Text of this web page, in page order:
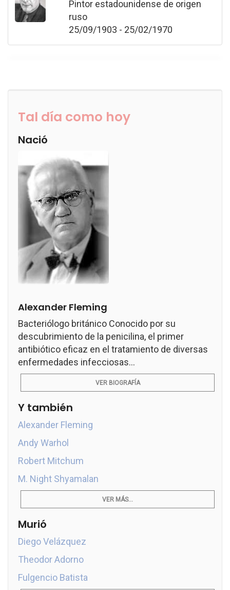
Pintor estadounidense de origen
ruso
25/09/1903 - 25/02/1970
Tal día como hoy
Nació
Alexander Fleming
Bacteriólogo británico Conocido por su
descubrimiento de la penicilina, el primer
antibiótico eficaz en el tratamiento de diversas
enfermedades infecciosas...
VER BIOGRAFÍA
Y también
Alexander Fleming
Andy Warhol
Robert Mitchum
M. Night Shyamalan
VER MÁS...
Murió
Diego Velázquez
Theodor Adorno
Fulgencio Batista